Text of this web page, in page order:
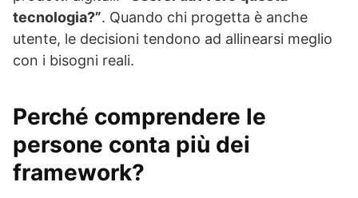
tecnologia?”. Quando chi progetta è anche
utente, le decisioni tendono ad allinearsi meglio
con i bisogni reali.
Perché comprendere le
persone conta più dei
framework?